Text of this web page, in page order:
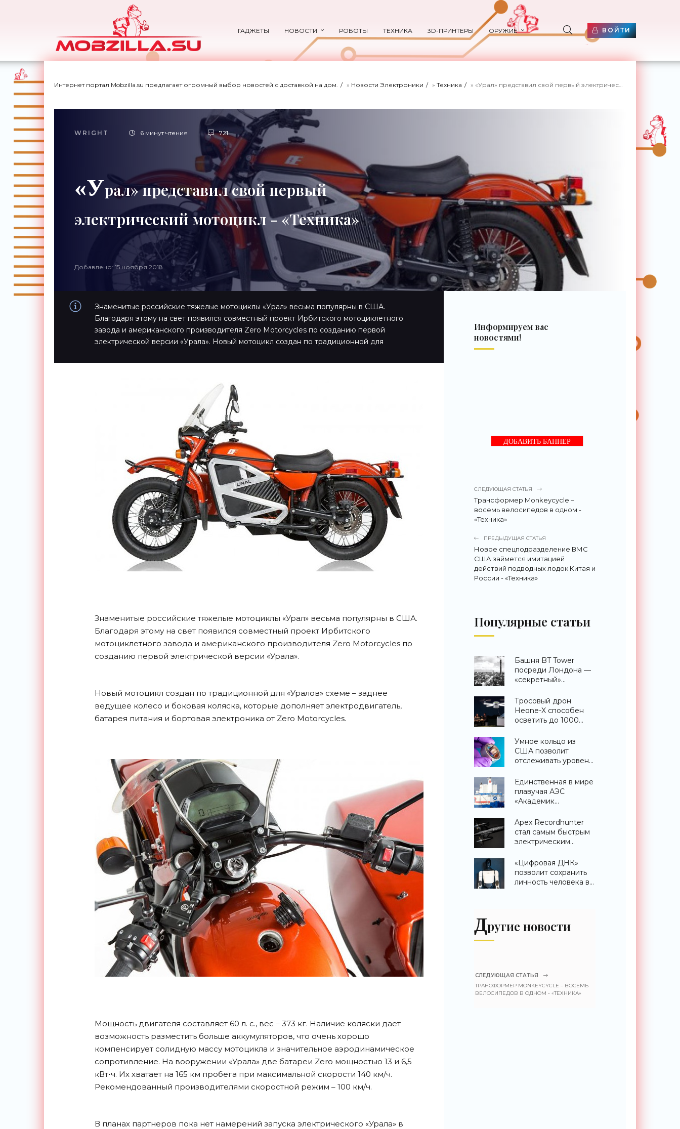
ГАДЖЕТЫ НОВОСТИ РОБОТЫ ТЕХНИКА 3D-ПРИНТЕРЫ ОРУЖИЕ ВОЙТИ
Интернет портал Mobzilla.su предлагает огромный выбор новостей с доставкой на дом. » Новости Электроники » Техника » «Урал» представил свой первый электрический мотоцикл - «Техника»
WRIGHT 6 минут чтения 721
«Урал» представил свой первый
электрический мотоцикл - «Техника»
Добавлено: 15 ноября 2018
Знаменитые российские тяжелые мотоциклы «Урал» весьма популярны в США.
Благодаря этому на свет появился совместный проект Ирбитского мотоциклетного
завода и американского производителя Zero Motorcycles по созданию первой
электрической версии «Урала». Новый мотоцикл создан по традиционной для
Знаменитые российские тяжелые мотоциклы «Урал» весьма популярны в США.
Благодаря этому на свет появился совместный проект Ирбитского
мотоциклетного завода и американского производителя Zero Motorcycles по
созданию первой электрической версии «Урала».
Новый мотоцикл создан по традиционной для «Уралов» схеме – заднее
ведущее колесо и боковая коляска, которые дополняет электродвигатель,
батарея питания и бортовая электроника от Zero Motorcycles.
Мощность двигателя составляет 60 л. с., вес – 373 кг. Наличие коляски дает
возможность разместить больше аккумуляторов, что очень хорошо
компенсирует солидную массу мотоцикла и значительное аэродинамическое
сопротивление. На вооружении «Урала» две батареи Zero мощностью 13 и 6,5
кВт⋅ч. Их хватает на 165 км пробега при максимальной скорости 140 км/ч.
Рекомендованный производителями скоростной режим – 100 км/ч.
В планах партнеров пока нет намерений запуска электрического «Урала» в
Информируем вас
новостями!
ДОБАВИТЬ БАННЕР
СЛЕДУЮЩАЯ СТАТЬЯ
Трансформер Monkeycycle –
восемь велосипедов в одном -
«Техника»
ПРЕДЫДУЩАЯ СТАТЬЯ
Новое спецподразделение ВМС
США займется имитацией
действий подводных лодок Китая и
России - «Техника»
Популярные статьи
Башня BT Tower
посреди Лондона —
«секретный»
никогда не
существовало -
«Технологии»
Тросовый дрон
Heone-X способен
осветить до 1000
земли -
«Беспилотники»
Умное кольцо из
США позволит
отслеживать уровень
других веществ в
крови - «Технологии»
Единственная в мире
плавучая АЭС
«Академик
прошла
международную
аттестацию -
Apex Recordhunter
стал самым быстрым
электрическим
«Беспилотники»
«Цифровая ДНК»
позволит сохранить
личность человека в
Другие новости
СЛЕДУЮЩАЯ СТАТЬЯ
ТРАНСФОРМЕР MONKEYCYCLE – ВОСЕМЬ
ВЕЛОСИПЕДОВ В ОДНОМ - «ТЕХНИКА»